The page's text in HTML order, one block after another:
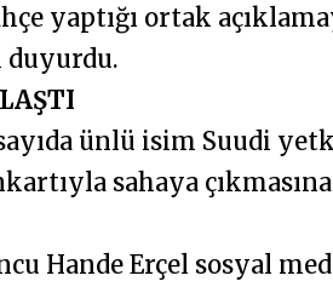
yaptığı ortak
ünlü isim Suudi
sahaya
Hande Erçel sosyal